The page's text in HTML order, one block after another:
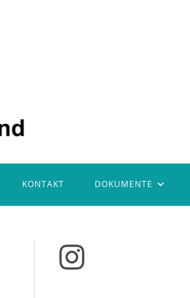
KONTAKT DOKUMENTE
Instagram